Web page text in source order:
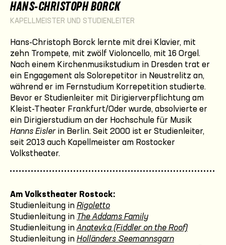
HANS-CHRISTOPH BORCK
KAPELLMEISTER UND STUDIENLEITER
Hans-Christoph Borck lernte mit drei Klavier, mit
zehn Trompete, mit zwölf Violoncello, mit 16 Orgel.
Nach einem Kirchenmusikstudium in Dresden trat er
ein Engagement als Solorepetitor in Neustrelitz an,
während er im Fernstudium Korrepetition studierte.
Bevor er Studienleiter mit Dirigierverpflichtung am
Kleist-Theater Frankfurt/Oder wurde, absolvierte er
ein Dirigierstudium an der Hochschule für Musik
Hanns Eislerin Berlin. Seit 2000 ist er Studienleiter,
seit 2013 auch Kapellmeister am Rostocker
Volkstheater.
Am Volkstheater Rostock:
Studienleitung in Rigoletto
Studienleitung in The Addams Family
Studienleitung in Anatevka (Fiddler on the Roof)
Studienleitung in Holländers Seemannsgarn